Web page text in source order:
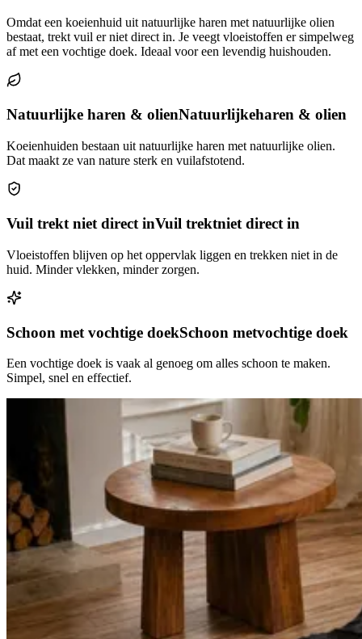
Omdat een koeienhuid uit natuurlijke haren met natuurlijke olien
bestaat, trekt vuil er niet direct in. Je veegt vloeistoffen er simpelweg
af met een vochtige doek. Ideaal voor een levendig huishouden.
Natuurlijke haren & olienNatuurlijkeharen & olien
Koeienhuiden bestaan uit natuurlijke haren met natuurlijke olien.
Dat maakt ze van nature sterk en vuilafstotend.
Vuil trekt niet direct inVuil trektniet direct in
Vloeistoffen blijven op het oppervlak liggen en trekken niet in de
huid. Minder vlekken, minder zorgen.
Schoon met vochtige doekSchoon metvochtige doek
Een vochtige doek is vaak al genoeg om alles schoon te maken.
Simpel, snel en effectief.